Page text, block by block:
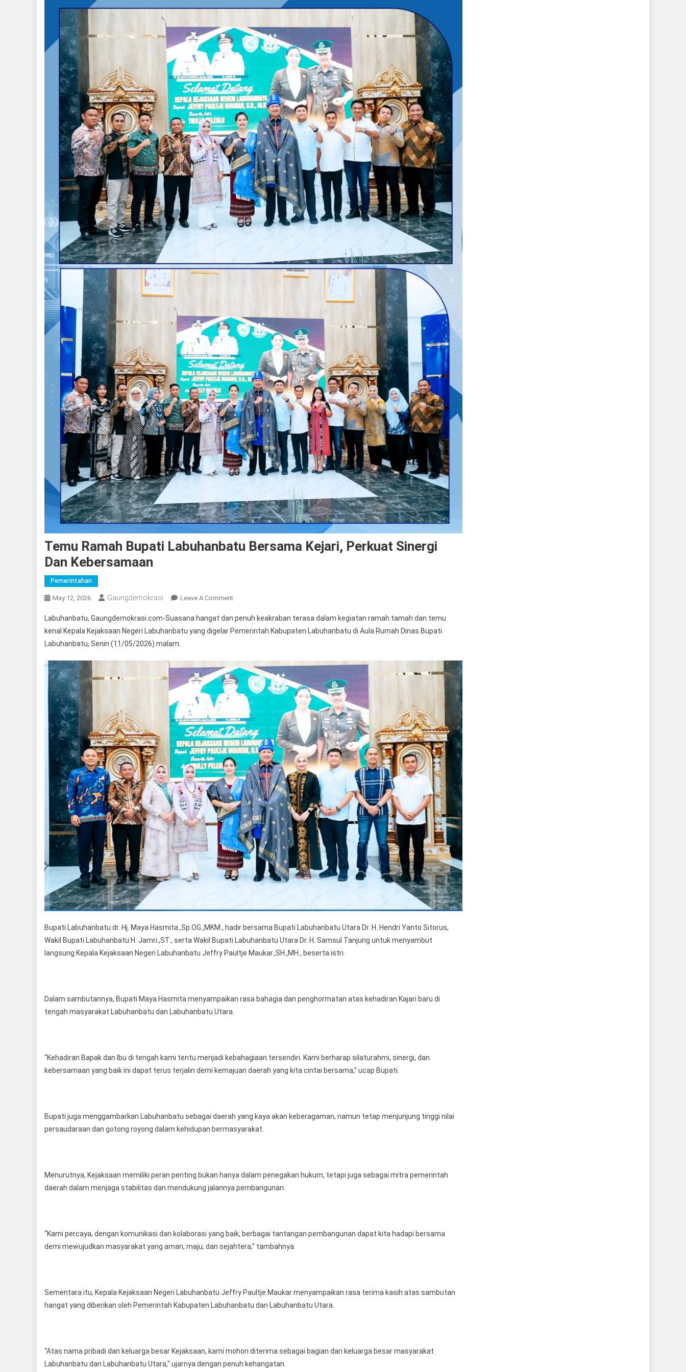
Temu Ramah Bupati Labuhanbatu Bersama Kejari, Perkuat Sinergi
Dan Kebersamaan
Pemerintahan
May 12, 2026 Gaungdemokrasi Leave A CommentOn
Ramah
Bupati
Kejari,
Perkuat
Sinergi
Kebersamaan
Labuhanbatu, Gaungdemokrasi.com-Suasana hangat dan penuh keakraban terasa dalam kegiatan ramah tamah dan temu
kenal Kepala Kejaksaan Negeri Labuhanbatu yang digelar Pemerintah Kabupaten Labuhanbatu di Aula Rumah Dinas Bupati
Labuhanbatu, Senin (11/05/2026) malam.
Bupati Labuhanbatu dr. Hj. Maya Hasmita.,Sp.OG.,MKM., hadir bersama Bupati Labuhanbatu Utara Dr. H. Hendri Yanto Sitorus,
Wakil Bupati Labuhanbatu H. Jamri.,ST., serta Wakil Bupati Labuhanbatu Utara Dr. H. Samsul Tanjung untuk menyambut
langsung Kepala Kejaksaan Negeri Labuhanbatu Jeffry Paultje Maukar.,SH.,MH., beserta istri.
Dalam sambutannya, Bupati Maya Hasmita menyampaikan rasa bahagia dan penghormatan atas kehadiran Kajari baru di
tengah masyarakat Labuhanbatu dan Labuhanbatu Utara.
“Kehadiran Bapak dan Ibu di tengah kami tentu menjadi kebahagiaan tersendiri. Kami berharap silaturahmi, sinergi, dan
kebersamaan yang baik ini dapat terus terjalin demi kemajuan daerah yang kita cintai bersama,” ucap Bupati.
Bupati juga menggambarkan Labuhanbatu sebagai daerah yang kaya akan keberagaman, namun tetap menjunjung tinggi nilai
persaudaraan dan gotong royong dalam kehidupan bermasyarakat.
Menurutnya, Kejaksaan memiliki peran penting bukan hanya dalam penegakan hukum, tetapi juga sebagai mitra pemerintah
daerah dalam menjaga stabilitas dan mendukung jalannya pembangunan.
“Kami percaya, dengan komunikasi dan kolaborasi yang baik, berbagai tantangan pembangunan dapat kita hadapi bersama
demi mewujudkan masyarakat yang aman, maju, dan sejahtera,” tambahnya.
Sementara itu, Kepala Kejaksaan Negeri Labuhanbatu Jeffry Paultje Maukar menyampaikan rasa terima kasih atas sambutan
hangat yang diberikan oleh Pemerintah Kabupaten Labuhanbatu dan Labuhanbatu Utara.
“Atas nama pribadi dan keluarga besar Kejaksaan, kami mohon diterima sebagai bagian dari keluarga besar masyarakat
Labuhanbatu dan Labuhanbatu Utara,” ujarnya dengan penuh kehangatan.